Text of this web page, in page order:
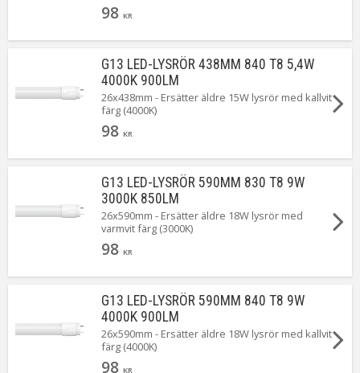
98 KR
G13 LED-LYSRÖR 438MM 840 T8 5,4W
4000K 900LM
26x438mm - Ersätter äldre 15W lysrör med kallvit
färg (4000K)
98 KR
G13 LED-LYSRÖR 590MM 830 T8 9W
3000K 850LM
26x590mm - Ersätter äldre 18W lysrör med
varmvit färg (3000K)
98 KR
G13 LED-LYSRÖR 590MM 840 T8 9W
4000K 900LM
26x590mm - Ersätter äldre 18W lysrör med kallvit
färg (4000K)
98 KR